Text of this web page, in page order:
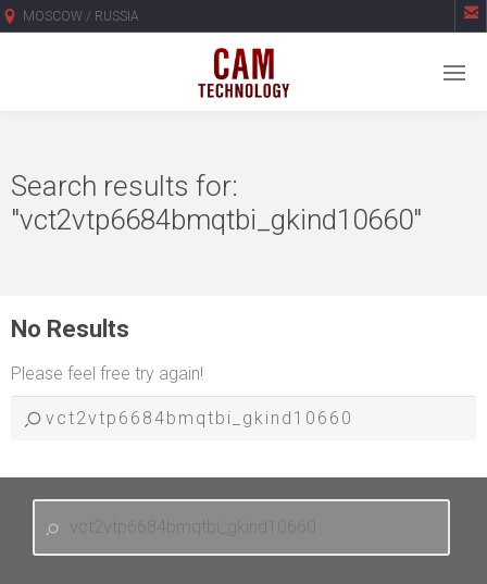
MOSCOW / RUSSIA 
Search results for:
"vct2vtp6684bmqtbi_gkind10660"
No Results
Please feel free try again!